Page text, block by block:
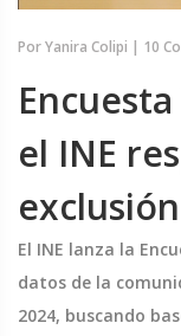
PorYanira Colipi | 10
el INE
El INE lanza la
datos de la
2024, buscando